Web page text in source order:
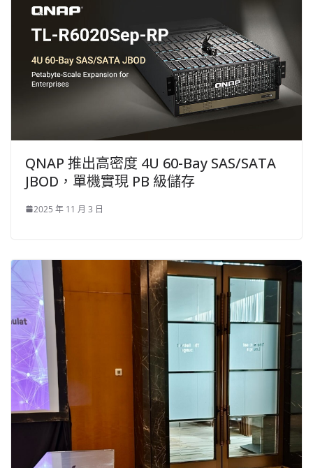
QNAP 推出高密度 4U 60-Bay SAS/SATA
JBOD，單機實現 PB 級儲存
2025 年 11 月 3 日